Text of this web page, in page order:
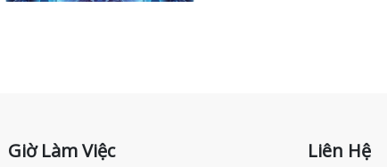
Giờ Làm Việc Liên Hệ